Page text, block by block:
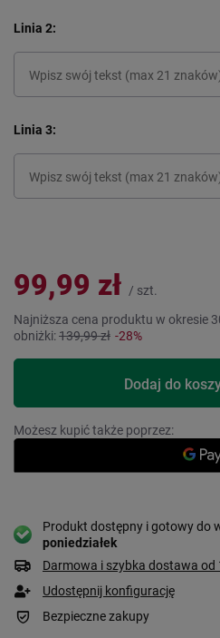
Linia 2
Linia 3
99,99 zł / szt.
Najniższa cena produktu w okresie
obniżki:139,99 zł -28%
Dodaj do
Możesz kupić także poprzez:
Produkt dostępny i gotowy do
poniedziałek
Darmowa i szybka dostawa od
Udostępnij konfigurację
Bezpieczne zakupy